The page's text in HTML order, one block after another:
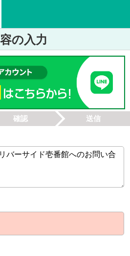
の入力
確認 送信